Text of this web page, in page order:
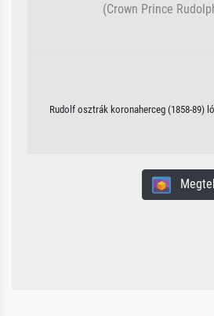
(Crown Prince
Rudolf osztrák koronaherceg (1858-89)